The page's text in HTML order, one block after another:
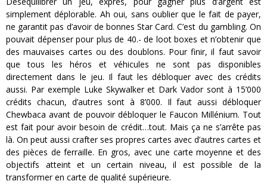
simplement déplorable. Ah oui, sans oublier que le fait de payer,
ne garantit pas d’avoir de bonnes Star Card. C’est du gambling. On
pouvait dépenser pour plus de 40.- de loot boxes et n’obtenir que
des mauvaises cartes ou des doublons. Pour finir, il faut savoir
que tous les héros et véhicules ne sont pas disponibles
directement dans le jeu. Il faut les débloquer avec des crédits
aussi. Par exemple Luke Skywalker et Dark Vador sont à 15’000
crédits chacun, d’autres sont à 8’000. Il faut aussi débloquer
Chewbaca avant de pouvoir débloquer le Faucon Millénium. Tout
est fait pour avoir besoin de crédit…tout. Mais ça ne s’arrête pas
là. On peut aussi crafter ses propres cartes avec d’autres cartes et
des pièces de ferraille. En gros, avec une carte moyenne et des
objectifs atteint et un certain niveau, il est possible de la
transformer en carte de qualité supérieure.